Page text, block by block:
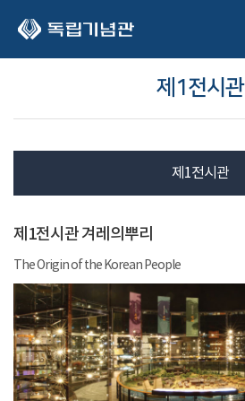
제1전시관
제1전시관
제1전시관 겨레의뿌리
The Origin of the Korean People